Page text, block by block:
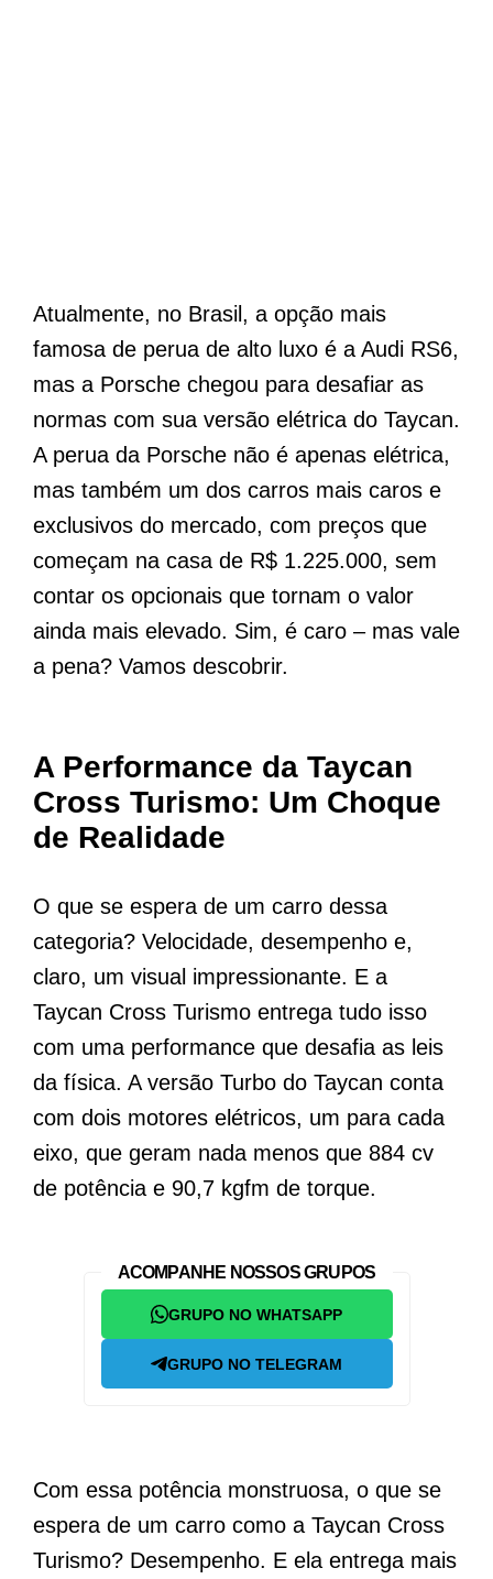
Atualmente, no Brasil, a opção mais
famosa de perua de alto luxo é a Audi RS6,
mas a Porsche chegou para desafiar as
normas com sua versão elétrica do Taycan.
A perua da Porsche não é apenas elétrica,
mas também um dos carros mais caros e
exclusivos do mercado, com preços que
começam na casa de R$ 1.225.000, sem
contar os opcionais que tornam o valor
ainda mais elevado. Sim, é caro – mas vale
a pena? Vamos descobrir.
A Performance da Taycan
Cross Turismo: Um Choque
de Realidade
O que se espera de um carro dessa
categoria? Velocidade, desempenho e,
claro, um visual impressionante. E a
Taycan Cross Turismo entrega tudo isso
com uma performance que desafia as leis
da física. A versão Turbo do Taycan conta
com dois motores elétricos, um para cada
eixo, que geram nada menos que 884 cv
de potência e 90,7 kgfm de torque.
ACOMPANHE NOSSOS GRUPOS
GRUPO NO WHATSAPP
GRUPO NO TELEGRAM
Com essa potência monstruosa, o que se
espera de um carro como a Taycan Cross
Turismo? Desempenho. E ela entrega mais